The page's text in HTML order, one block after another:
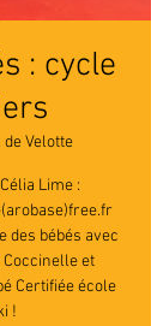
: cycle
de Velotte
Lime :
des bébés avec
et
Certifiée école
!